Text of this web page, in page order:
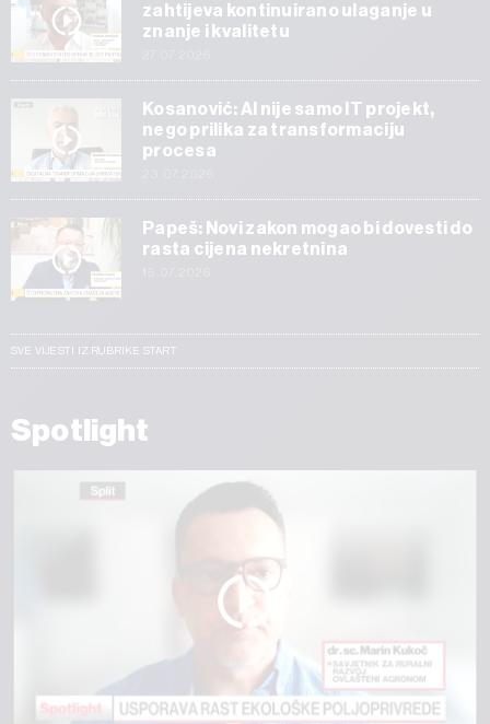
zahtijeva kontinuirano ulaganje u
znanje i kvalitetu
Kosanović: AI nije samo IT projekt,
nego prilika za transformaciju
procesa
Papeš: Novi zakon mogao bi dovesti do
rasta cijena nekretnina
SVE VIJESTI IZ RUBRIKE START
Spotlight